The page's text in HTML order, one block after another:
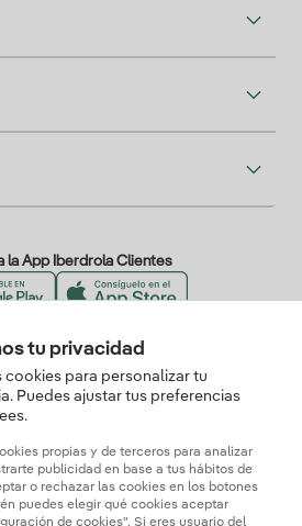
la App Iberdrola Clientes
de confianza
tu privacidad
cookies para personalizar tu
Puedes ajustar tus preferencias
propias y de terceros para analizar
publicidad en base a tus hábitos de
o rechazar las cookies en los botones
puedes elegir qué cookies aceptar
de cookies". Si eres usuario del